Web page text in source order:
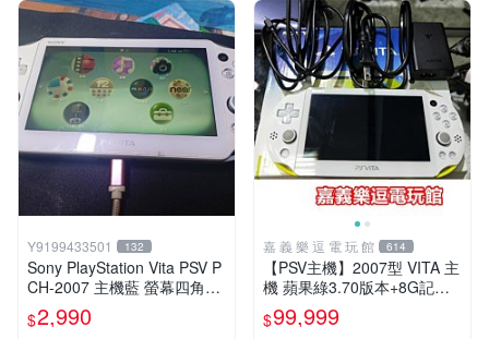
Y9199433501 132
Sony PlayStation Vita PSV P
CH-2007 主機藍 螢幕四角略
暗 可安裝遊戲 系統3.74書
$2,990
嘉 義 樂 逗 電 玩 館 614
【PSV主機】2007型 VITA 主
機 蘋果綠3.70版本+8G記憶
卡+螢幕保護貼【9成新】✪中
古二手✪嘉義樂逗電玩館
$99,999